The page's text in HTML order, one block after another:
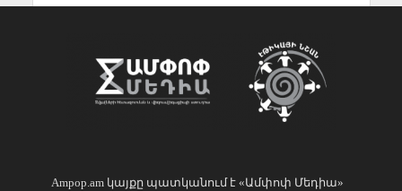
Ampop.am կայքը պատկանում է «Ամփոփ Մեդիա»